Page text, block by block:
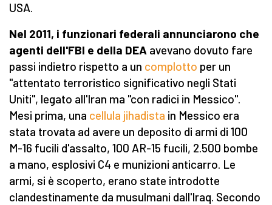
USA.
Nel 2011, i funzionari federali annunciarono che
agenti dell'FBI e della DEA avevano dovuto fare
passi indietro rispetto a un complotto per un
"attentato terroristico significativo negli Stati
Uniti", legato all'Iran ma "con radici in Messico".
Mesi prima, una cellula jihadista in Messico era
stata trovata ad avere un deposito di armi di 100
M-16 fucili d'assalto, 100 AR-15 fucili, 2.500 bombe
a mano, esplosivi C4 e munizioni anticarro. Le
armi, si è scoperto, erano state introdotte
clandestinamente da musulmani dall'Iraq. Secondo